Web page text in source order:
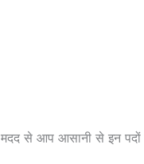
मदद से आप आसानी से इन